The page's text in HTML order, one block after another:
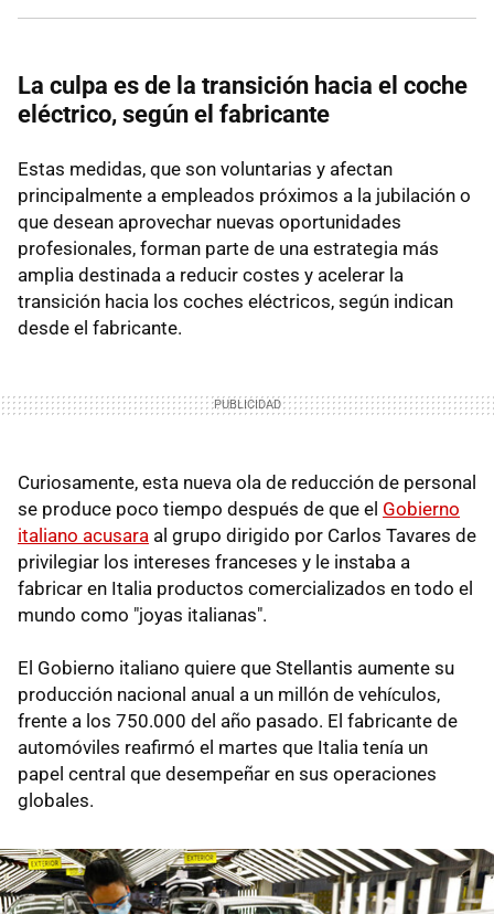
La culpa es de la transición hacia el coche
eléctrico, según el fabricante
Estas medidas, que son voluntarias y afectan
principalmente a empleados próximos a la jubilación o
que desean aprovechar nuevas oportunidades
profesionales, forman parte de una estrategia más
amplia destinada a reducir costes y acelerar la
transición hacia los coches eléctricos, según indican
desde el fabricante.
Curiosamente, esta nueva ola de reducción de personal
se produce poco tiempo después de que el Gobierno
italiano acusara al grupo dirigido por Carlos Tavares de
privilegiar los intereses franceses y le instaba a
fabricar en Italia productos comercializados en todo el
mundo como "joyas italianas".
El Gobierno italiano quiere que Stellantis aumente su
producción nacional anual a un millón de vehículos,
frente a los 750.000 del año pasado. El fabricante de
automóviles reafirmó el martes que Italia tenía un
papel central que desempeñar en sus operaciones
globales.